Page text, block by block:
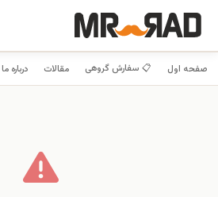
صفحه اول 📋 سفارش گروهی مقالات درباره ما